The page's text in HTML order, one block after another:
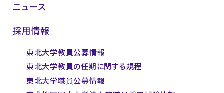
ニュース
採用情報
東北大学教員公募情報
東北大学教員の任期に関する規程
東北大学職員公募情報